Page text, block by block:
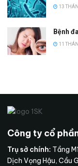
13
Bệnh
11
Công ty cổ
Trụ sở chính: Tầng
Dịch Vọng Hậu, Cầu